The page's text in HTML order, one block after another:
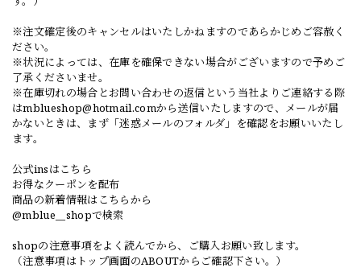
※注文確定後のキャンセルはいたしかねますのであらかじめご容赦く
ださい。
※状況によっては、在庫を確保できない場合がございますので予めご
了承くださいませ。
※在庫切れの場合とお問い合わせの返信という当社よりご連絡する際
はmblueshop@hotmail.comから送信いたしますので、メールが届
かないときは、まず「迷惑メールのフォルダ」を確認をお願いいたし
ます。
公式insはこちら
お得なクーポンを配布
商品の新着情報はこちらから
@mblue__shopで検索
shopの注意事項をよく読んでから、ご購入お願い致します。
（注意事項はトップ画面のABOUTからご確認下さい。）